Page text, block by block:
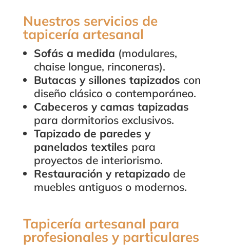
Nuestros servicios de
tapicería artesanal
Sofás a medida (modulares,
chaise longue, rinconeras).
Butacas y sillones tapizados con
diseño clásico o contemporáneo.
Cabeceros y camas tapizadas
para dormitorios exclusivos.
Tapizado de paredes y
panelados textiles para
proyectos de interiorismo.
Restauración y retapizadode
muebles antiguos o modernos.
Tapicería artesanal para
profesionales y particulares